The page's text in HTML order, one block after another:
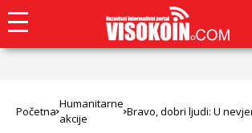
Početna
Humanitarne
akcije
Bravo, dobri ljudi: U